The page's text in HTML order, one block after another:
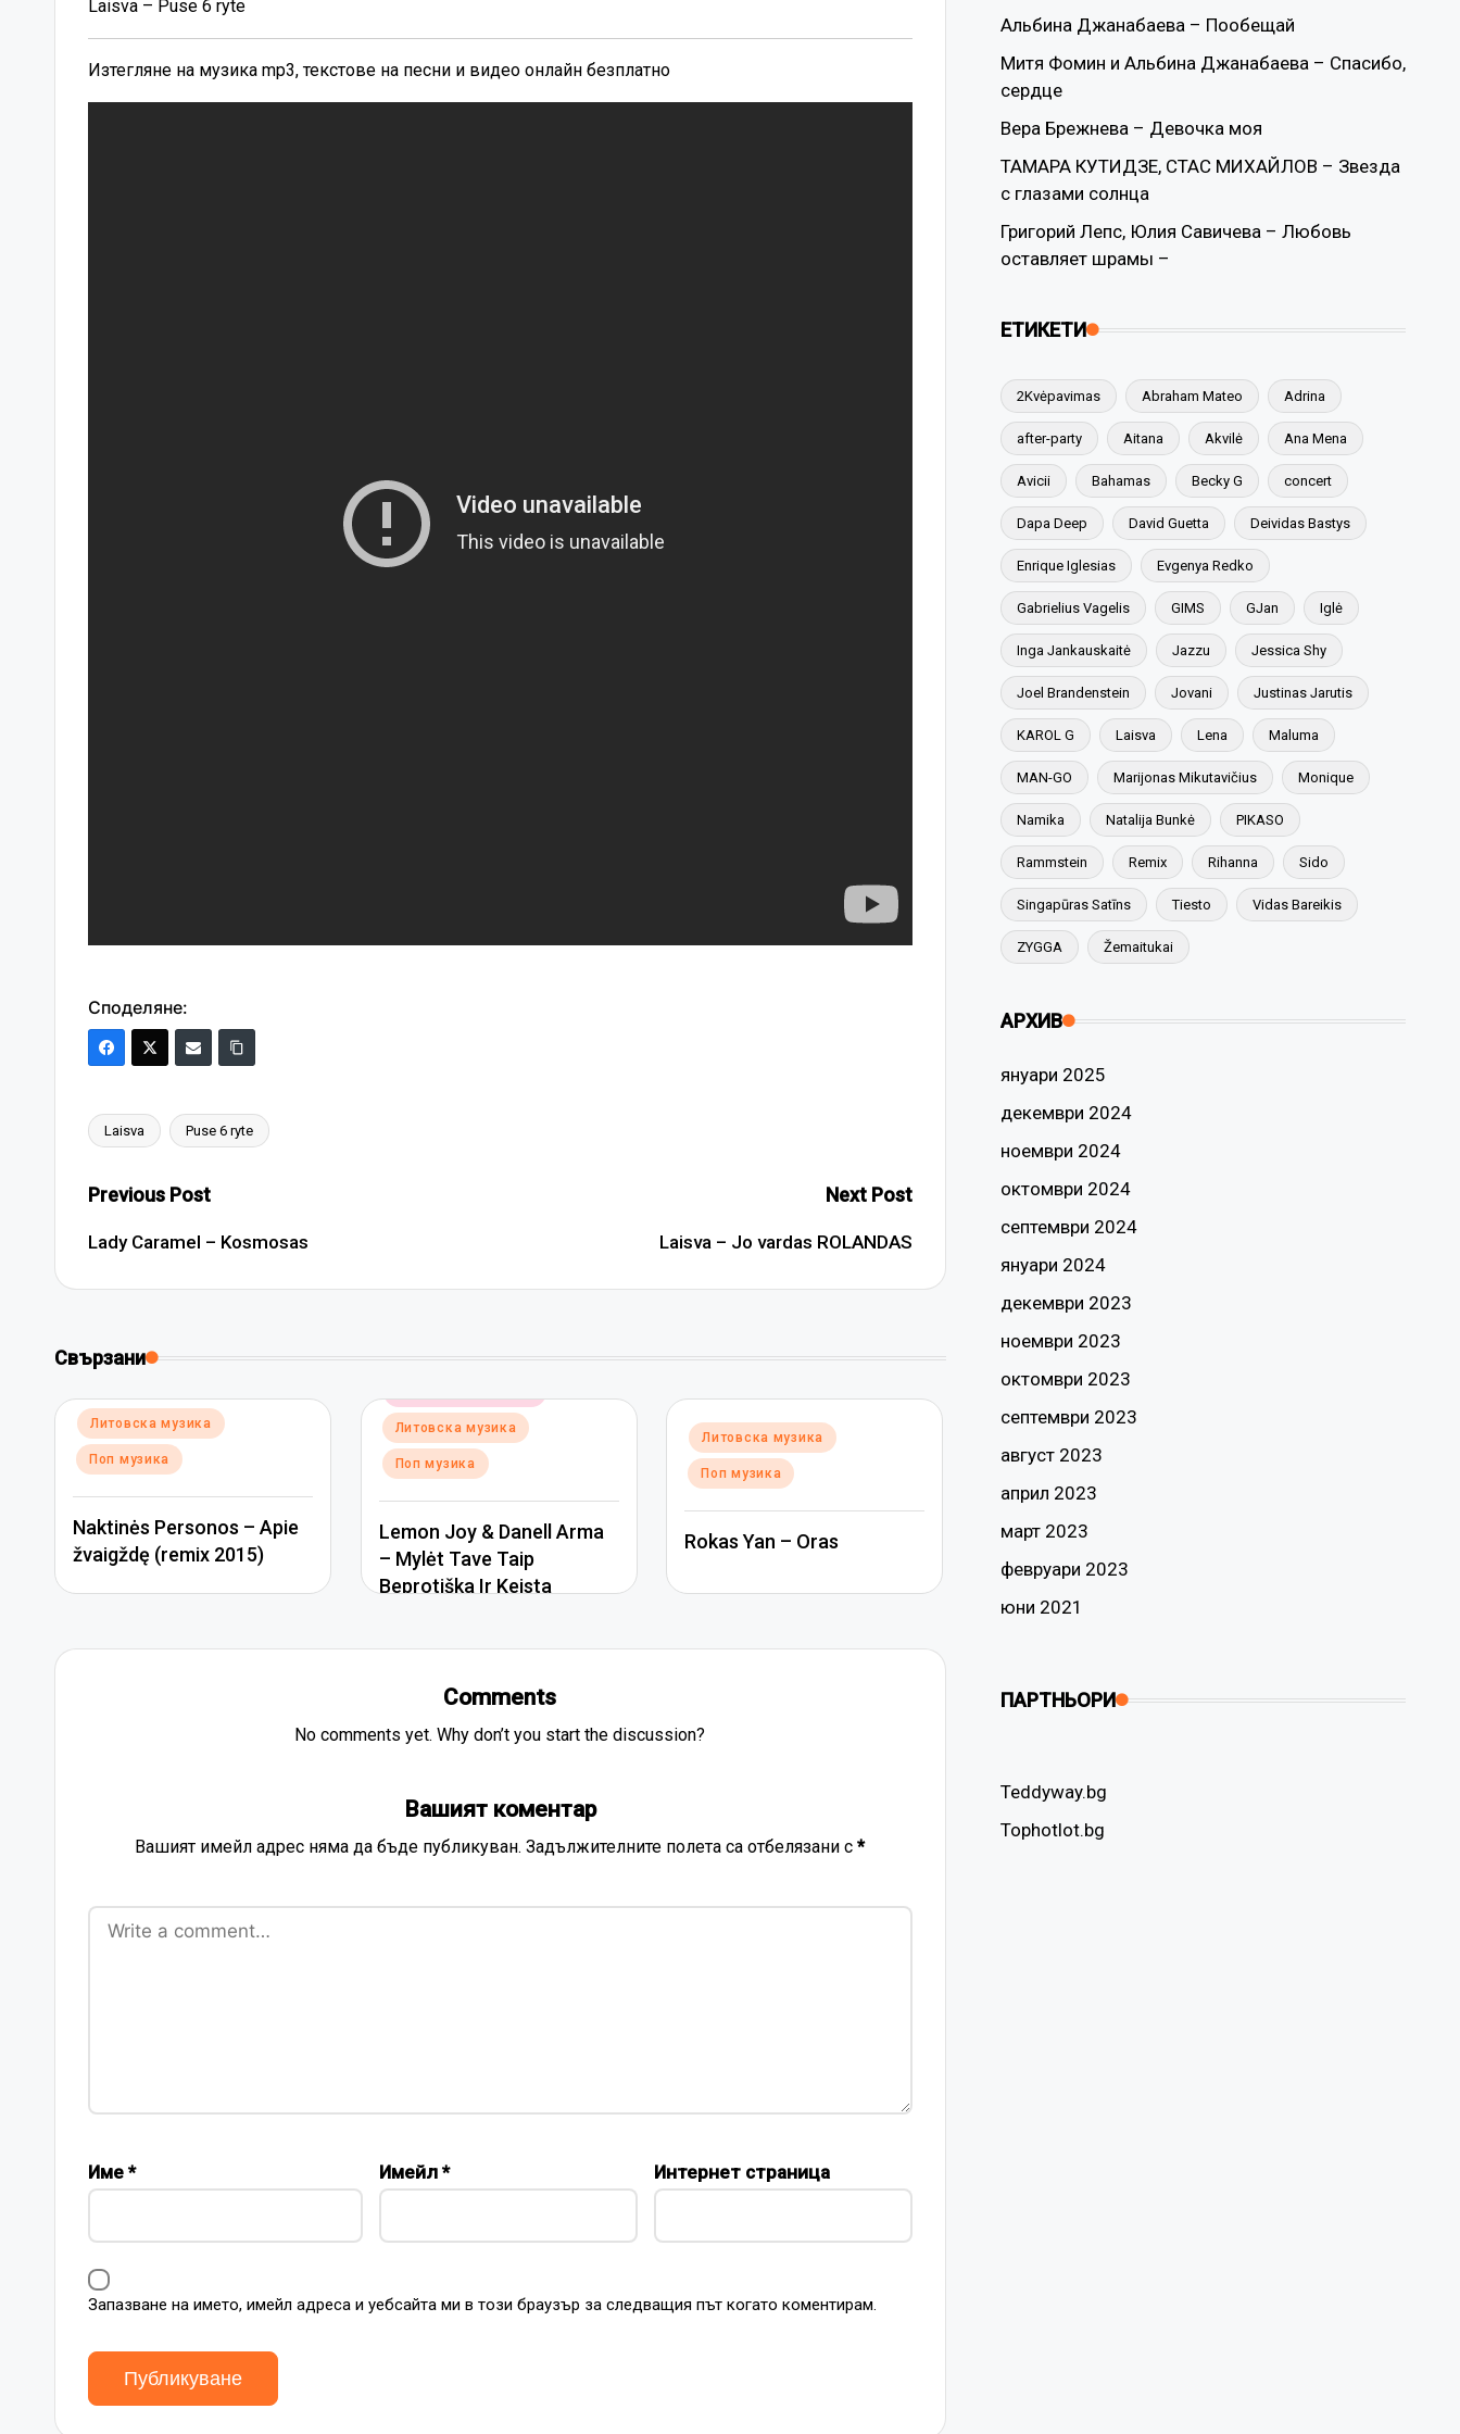
Laisva – Puse 6 ryte
Изтегляне на музика mp3, текстове на песни и видео онлайн безплатно
Споделяне:
Tags:
Laisva Puse 6 ryte
Post
navigation
Previous Post
Lady Caramel – Kosmosas
Next Post
Laisva – Jo vardas ROLANDAS
Свързани
Posted
in
Литовска музика
Поп музика
Naktinės Personos – Apie
žvaigždę (remix 2015)
in
Литовска музика
Поп музика
Lemon Joy & Danell Arma
– Mylėt Tave Taip
Beprotiška Ir Keista
Posted
in
Литовска музика
Поп музика
Rokas Yan – Oras
Comments
No comments yet. Why don’t you start the discussion?
Вашият коментар
Вашият имейл адрес няма да бъде публикуван. Задължителните полета са отбелязани с*
Име * Имейл * Интернет страница
Запазване на името, имейл адреса и уебсайта ми в този браузър за следващия път когато коментирам.
Альбина Джанабаева – Пообещай
Митя Фомин и Альбина Джанабаева – Спасибо,
сердце
Вера Брежнева – Девочка моя
ТАМАРА КУТИДЗЕ, СТАС МИХАЙЛОВ – Звезда
с глазами солнца
Григорий Лепс, Юлия Савичева – Любовь
оставляет шрамы –
ЕТИКЕТИ
2Kvėpavimas Abraham Mateo Adrina
after-party Aitana Akvilė Ana Mena
Avicii Bahamas Becky G concert
Dapa Deep David Guetta Deividas Bastys
Enrique Iglesias Evgenya Redko
Gabrielius Vagelis GIMS GJan Iglė
Inga Jankauskaitė Jazzu Jessica Shy
Joel Brandenstein Jovani Justinas Jarutis
KAROL G Laisva Lena Maluma
MAN-GO Marijonas Mikutavičius Monique
Namika Natalija Bunkė PIKASO
Rammstein Remix Rihanna Sido
Singapūras Satīns Tiesto Vidas Bareikis
ZYGGA Žemaitukai
АРХИВ
януари 2025
декември 2024
ноември 2024
октомври 2024
септември 2024
януари 2024
декември 2023
ноември 2023
октомври 2023
септември 2023
август 2023
април 2023
март 2023
февруари 2023
юни 2021
ПАРТНЬОРИ
Teddyway.bg
Tophotlot.bg